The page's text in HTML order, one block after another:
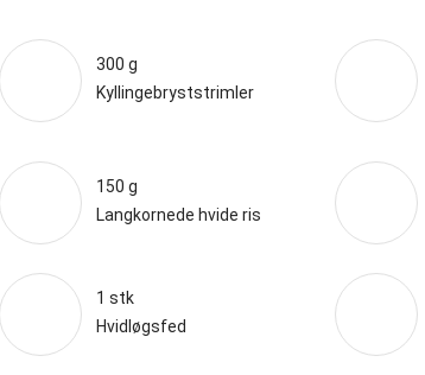
300 g
Kyllingebryststrimler
150 g
Langkornede hvide ris
1 stk
Hvidløgsfed